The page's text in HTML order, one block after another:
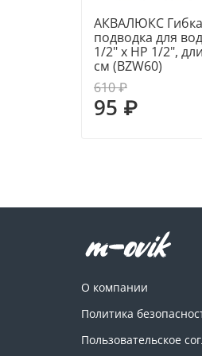
АКВАЛЮКС
подводка для
1/2" х НР 1/2",
см (BZW60)
610 ₽
95 ₽
О компании
Политика
Пользовательское